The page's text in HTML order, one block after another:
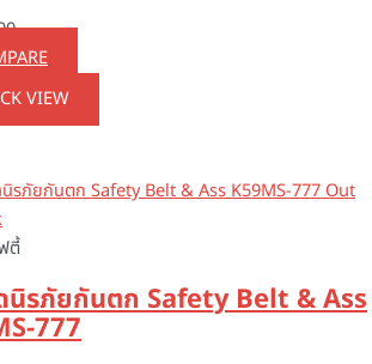
VIEW
Out
ตี้
นิรภัยกันตก Safety Belt & Ass
777